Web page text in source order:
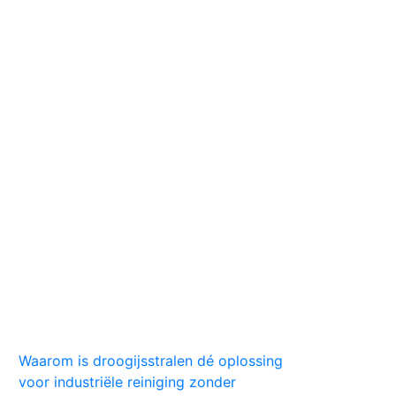
Waarom is droogijsstralen dé oplossing
voor industriële reiniging zonder